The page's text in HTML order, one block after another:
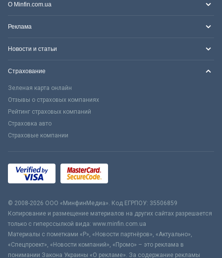
О Minfin.com.ua
Реклама
Новости и статьи
Страхование
Зеленая карта онлайн
Отзывы о страховых компаниях
Рейтинг страховых компаний
Страховка авто
Страховые компании
© 2008-2026 ООО «МинфинМедиа». Код ЕГРПОУ: 35506859
Копирование и размещение материалов на других сайтах разрешается
только с гиперссылкой вида: www.minfin.com.ua
Материалы с пометками «Р», «Новости партнёров», «Актуально»,
«Спецпроект», «Новости компаний», «Промо» – это реклама в
понимании Закона Украины «О рекламе». За содержание рекламы